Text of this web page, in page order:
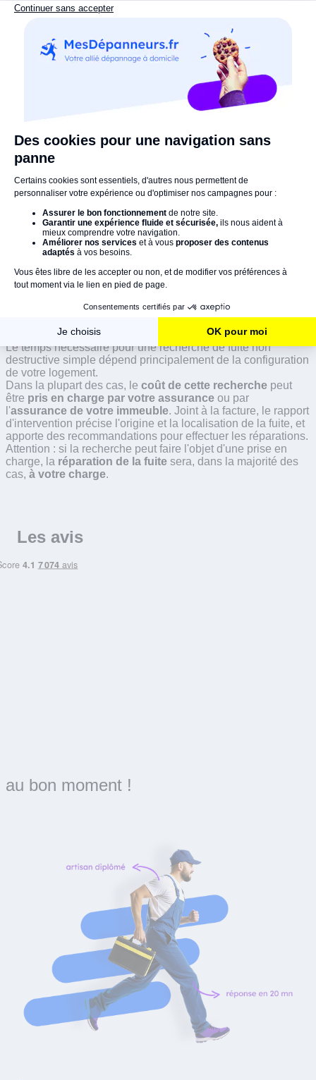
Il peut également utiliser un
détecter l'humidité jusqu'à 4 cm de profondeur,
travers du carrelage. Il peut aussi recourir à un
Fluorescéine(colorant et eau chaude) pour situer l'origine
Si la situation nécessite des équipements de détection plus
performants et que le professionnel doit passer plus de
Vous recevrez alors un
(moyens utilisés, constats, photos)
assurance. Mesdepanneurs.be vous accompagne pour
effectuer la réparationet pour laremise en état de votre
logement
si ce sinistre a causé des dégâts.
Infos utiles
Dès son arrivée, votre expert vous remet undevis
la méthode utilisée pour la recherche ;
la main d'œuvre et le déplacement ;
Le temps nécessaire pour une recherche de fuite non
destructive simple dépend principalement de la configuration
de votre logement.
Dans la plupart des cas, le coût de cette recherche peut
être pris en charge par votre assurance ou par
l'assurance de votre immeuble. Joint à la facture, le rapport
d'intervention précise l'origine et la localisation de la fuite, et
apporte des recommandations pour effectuer les réparations.
Attention : si la recherche peut faire l'objet d'une prise en
charge, la réparation de la fuite sera, dans la majorité des
cas, à votre charge.
Les avis
au bon moment !